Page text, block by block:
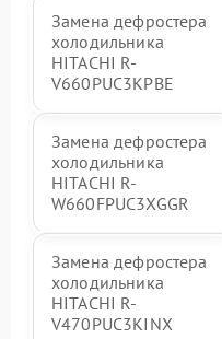
Замена дефростера
холодильника
HITACHI R-
V660PUC3KPBE
Замена дефростера
холодильника
HITACHI R-
W660FPUC3XGGR
Замена дефростера
холодильника
HITACHI R-
V470PUC3KINX